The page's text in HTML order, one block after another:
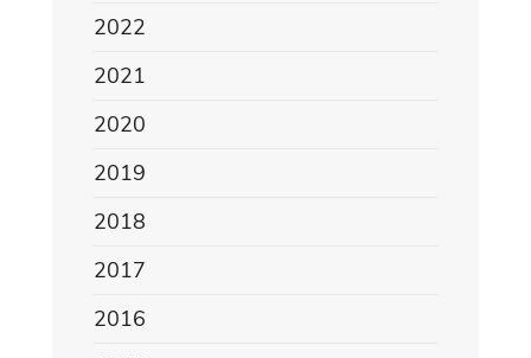
2022
2021
2020
2019
2018
2017
2016